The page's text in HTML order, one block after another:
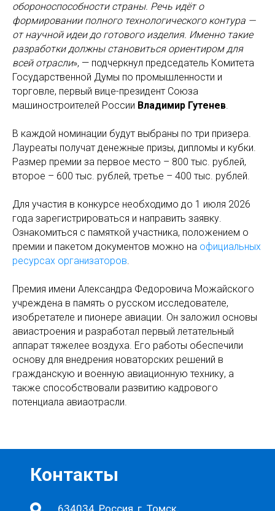
обороноспособности страны. Речь идёт о
формировании полного технологического контура —
от научной идеи до готового изделия. Именно такие
разработки должны становиться ориентиром для
всей отрасли», — подчеркнул председатель Комитета
Государственной Думы по промышленности и
торговле, первый вице-президент Союза
машиностроителей России Владимир Гутенев.
В каждой номинации будут выбраны по три призера.
Лауреаты получат денежные призы, дипломы и кубки.
Размер премии за первое место – 800 тыс. рублей,
второе – 600 тыс. рублей, третье – 400 тыс. рублей.
Для участия в конкурсе необходимо до 1 июля 2026
года зарегистрироваться и направить заявку.
Ознакомиться с памяткой участника, положением о
премии и пакетом документов можно на официальных
ресурсах организаторов.
Премия имени Александра Федоровича Можайского
учреждена в память о русском исследователе,
изобретателе и пионере авиации. Он заложил основы
авиастроения и разработал первый летательный
аппарат тяжелее воздуха. Его работы обеспечили
основу для внедрения новаторских решений в
гражданскую и военную авиационную технику, а
также способствовали развитию кадрового
потенциала авиаотрасли.
634034, Россия, г. Томск,
Контакты